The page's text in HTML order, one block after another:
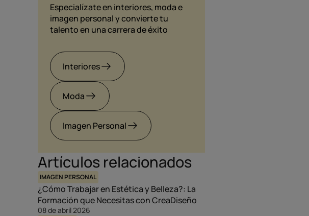
Especialízate en interiores, moda e
imagen personal y convierte tu
talento en una carrera de éxito
Interiores
Moda
Imagen Personal
Artículos relacionados
IMAGEN PERSONAL
¿Cómo Trabajar en Estética y Belleza?: La
Formación que Necesitas con CreaDiseño
08 de abril 2026